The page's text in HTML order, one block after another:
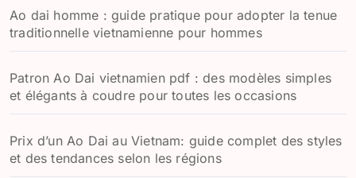
e
r
Ao dai homme : guide pratique pour adopter la tenue
traditionnelle vietnamienne pour hommes
Patron Ao Dai vietnamien pdf : des modèles simples
et élégants à coudre pour toutes les occasions
Prix d’un Ao Dai au Vietnam: guide complet des styles
et des tendances selon les régions